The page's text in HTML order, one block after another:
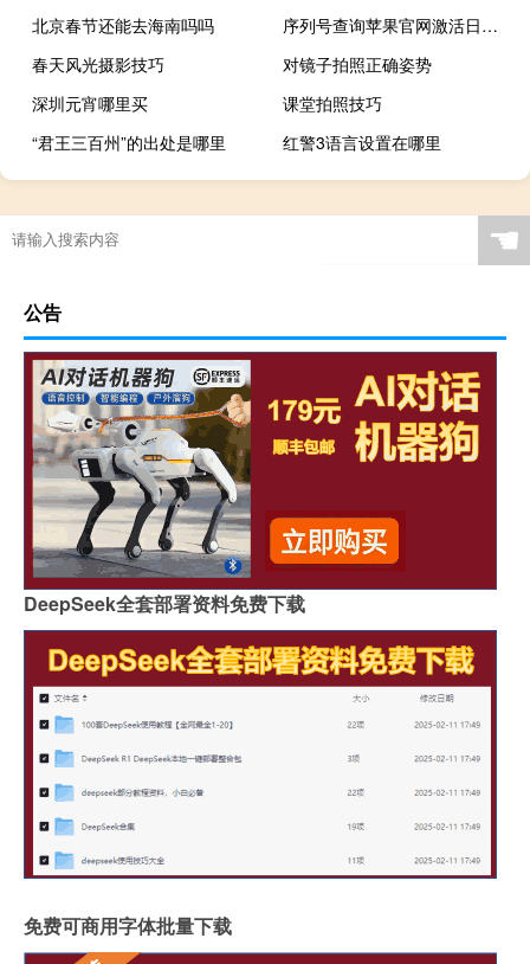
北京春节还能去海南吗吗
序列号查询苹果官网激活日期查询（序列号查询苹果）
春天风光摄影技巧
对镜子拍照正确姿势
深圳元宵哪里买
课堂拍照技巧
“君王三百州”的出处是哪里
红警3语言设置在哪里
☚
公告
DeepSeek全套部署资料免费下载
免费可商用字体批量下载